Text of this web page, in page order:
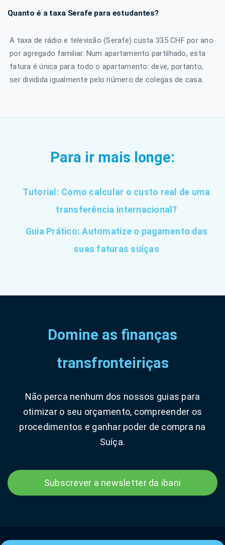
Quanto é a taxa Serafe para estudantes?
A taxa de rádio e televisão (Serafe) custa 335 CHF por ano
por agregado familiar. Num apartamento partilhado, esta
fatura é única para todo o apartamento: deve, portanto,
ser dividida igualmente pelo número de colegas de casa.
Para ir mais longe:
Tutorial: Como calcular o custo real de uma
transferência internacional?
Guia Prático: Automatize o pagamento das
suas faturas suíças
Domine as finanças
transfronteiriças
Não perca nenhum dos nossos guias para
otimizar o seu orçamento, compreender os
procedimentos e ganhar poder de compra na
Suíça.
Subscrever a newsletter da ibani